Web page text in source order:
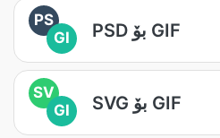
PS
GI
PSD بۆ GIF
SV
GI
SVG بۆ GIF